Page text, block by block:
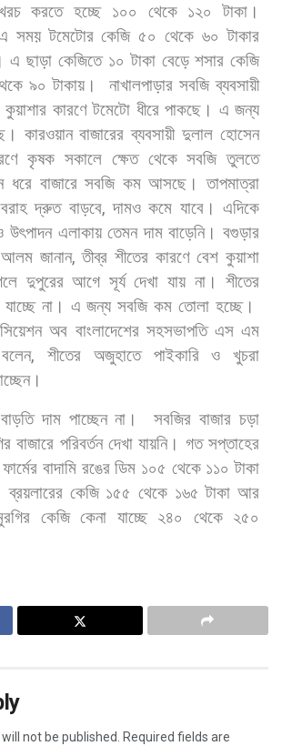
করতে হচ্ছে ১০০ থেকে ১২০
টাকা।
সময় টমেটোর কেজি ৫০ থেকে ৬০ টাকার
এ ছাড়া কেজিতে ১০ টাকা বেড়ে শসার কেজি
৯০ টাকায়। নাখালপাড়ার সবজি ব্যবসায়ী
কুয়াশার কারণে টমেটো ধীরে পাকছে। এ জন্য
কারওয়ান বাজারের ব্যবসায়ী দুলাল হোসেন
কৃষক সকালে ক্ষেত থেকে সবজি তুলতে
ধরে বাজারে সবজি কম আসছে।
তাপমাত্রা
দ্রুত বাড়বে,দামও কমে যাবে। এদিকে
উৎপাদন এলাকায় তেমন দাম বাড়েনি। বগুড়ার
আলম জানান,তীব্র শীতের কারণে বেশ কুয়াশা
দুপুরের আগে সূর্য দেখা যায় না।
শীতের
যাচ্ছে না। এ জন্য সবজি কম তোলা হচ্ছে।
অব বাংলাদেশের সহসভাপতি এস এম
বলেন,শীতের অজুহাতে পাইকারি ও
খুচরা
বাড়তি দাম পাচ্ছেন না। সবজির বাজার চড়া
বাজারে পরিবর্তন দেখা যায়নি। গত সপ্তাহের
ফার্মের বাদামি রঙের ডিম ১০৫ থেকে ১১০ টাকা
ব্রয়লারের কেজি ১৫৫ থেকে ১৬৫ টাকা আর
কেজি কেনা যাচ্ছে ২৪০ থেকে ২৫০
not be published.
Required fields are